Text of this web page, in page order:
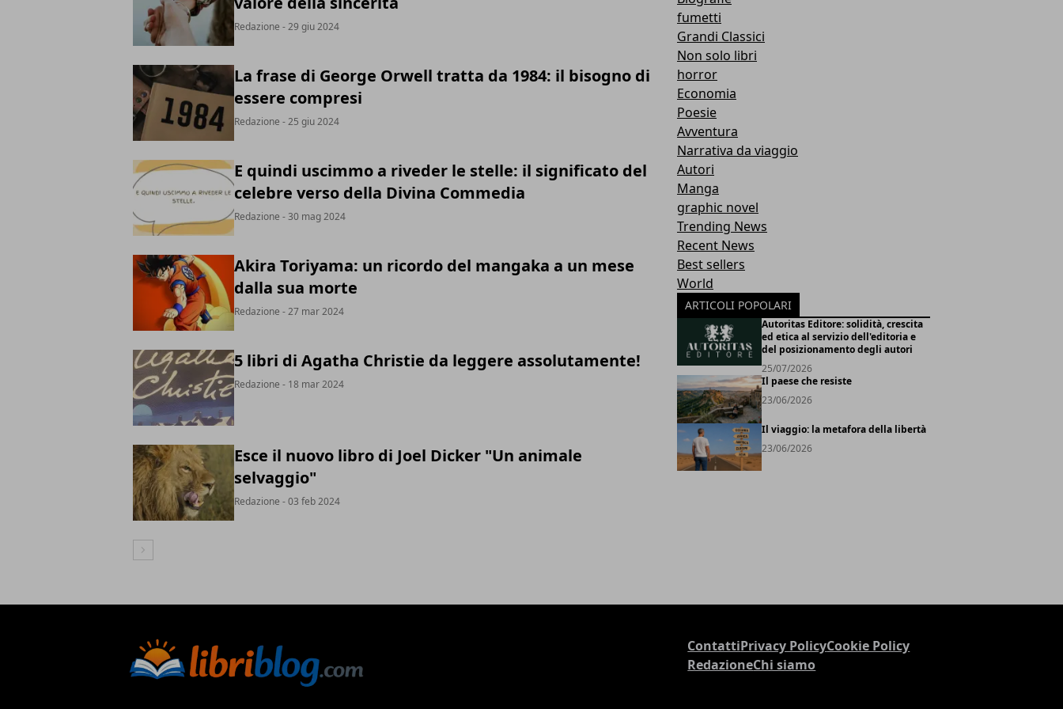
Redazione - 29 giu 2024
La frase di George Orwell tratta da 1984: il bisogno di
essere compresi
Redazione - 25 giu 2024
E quindi uscimmo a riveder le stelle: il significato del
celebre verso della Divina Commedia
Redazione - 30 mag 2024
Akira Toriyama: un ricordo del mangaka a un mese
dalla sua morte
Redazione - 27 mar 2024
5 libri di Agatha Christie da leggere assolutamente!
Redazione - 18 mar 2024
Esce il nuovo libro di Joel Dicker "Un animale
selvaggio"
Redazione - 03 feb 2024
Articolo Successivo
fumetti
Grandi Classici
Non solo libri
horror
Economia
Poesie
Avventura
Narrativa da viaggio
Autori
Manga
graphic novel
Trending News
Recent News
Best sellers
World
ARTICOLI POPOLARI
Autoritas Editore: solidità, crescita
ed etica al servizio dell'editoria e
del posizionamento degli autori
25/07/2026
Il paese che resiste
23/06/2026
Il viaggio: la metafora della libertà
23/06/2026
ContattiPrivacy PolicyCookie Policy
RedazioneChi siamo